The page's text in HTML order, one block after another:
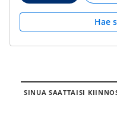
Hae
SINUA SAATTAISI